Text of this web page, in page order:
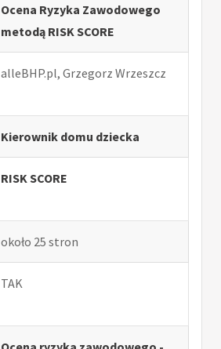
Ocena Ryzyka Zawodowego
metodą RISK SCORE
alleBHP.pl, Grzegorz Wrzeszcz
Kierownik domu dziecka
RISK SCORE
około 25 stron
TAK